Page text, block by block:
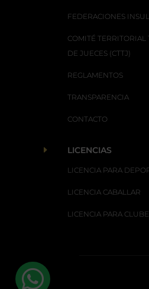

FEDERACIONES
COMITÉ TERRITORIAL
DE JUECES (CTTJ)
REGLAMENTOS
TRANSPARENCIA
CONTACTO
E LICENCIAS
LICENCIA PARA
LICENCIA CABALLAR
LICENCIA PARA